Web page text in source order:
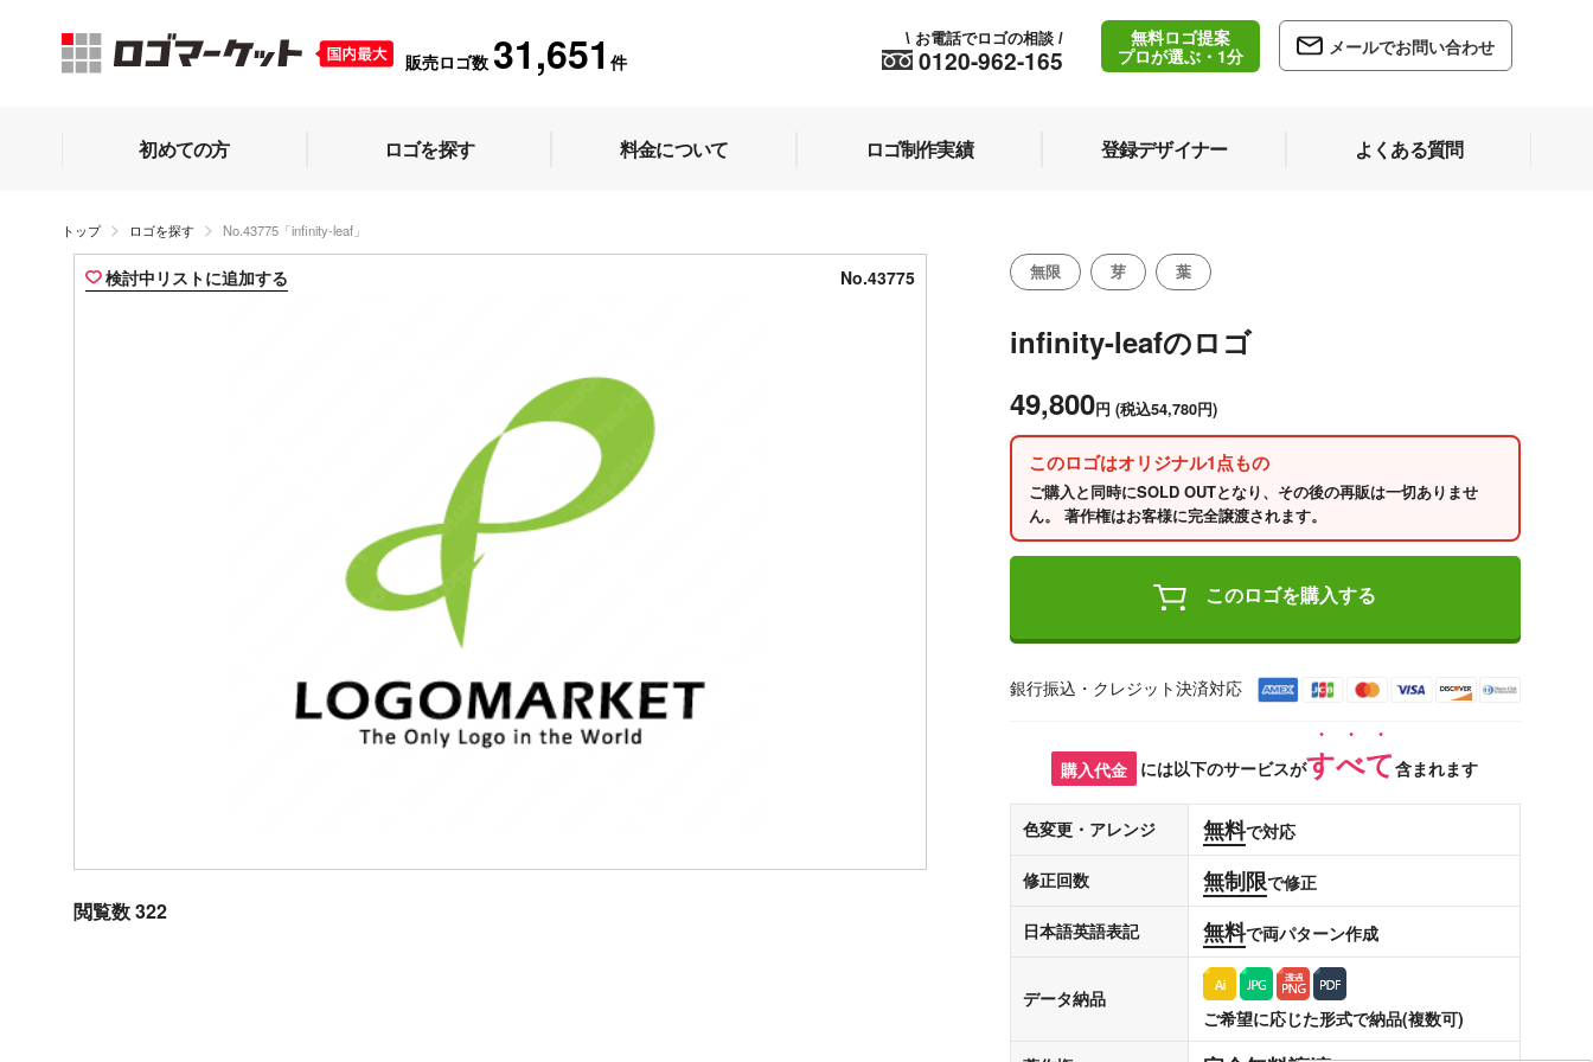
販売ロゴ数 31,651 件 0120-962-165
\ お電話でロゴの相談 /
無料ロゴ提案
プロが選ぶ・1分
メールでお問い合わせ
初めての方 ロゴを探す 料金について ロゴ制作実績 登録デザイナー よくある質問
トップ ロゴを探す No.43775「infinity-leaf」
検討中リストに追加する No.43775
閲覧数 322
無限 芽 葉
infinity-leafのロゴ
49,800円 (税込54,780円)
このロゴはオリジナル1点もの
ご購入と同時にSOLD OUTとなり、その後の再販は一切ありませ
ん。 著作権はお客様に完全譲渡されます。
このロゴを購入する
銀行振込・クレジット決済対応
購入代金 には以下のサービスがすべて含まれます
色変更・アレンジ 無料で対応
修正回数 無制限で修正
日本語英語表記 無料で両パターン作成
データ納品
ご希望に応じた形式で納品(複数可)